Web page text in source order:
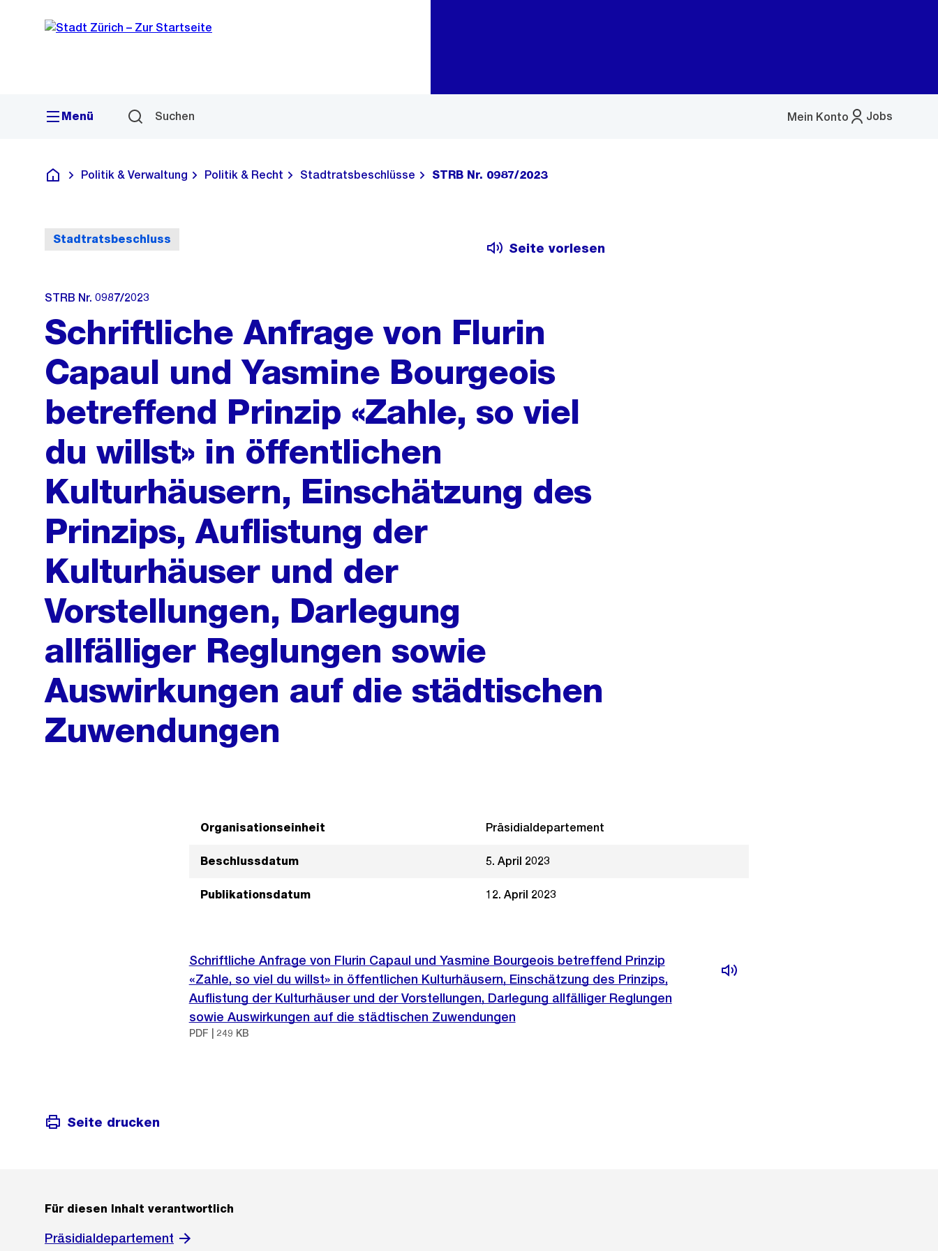
Navigation
Sprunglink
Menü Suchen Jobs
Mein Konto
Menü
Deutsch
Politik & Verwaltung Politik & Recht Stadtratsbeschlüsse STRB Nr. 0987/2023
Stadtratsbeschluss
Seite vorlesen
STRB Nr. 0987/2023
Schriftliche Anfrage von Flurin
Capaul und Yasmine Bourgeois
betreffend Prinzip «Zahle, so viel
du willst» in öffentlichen
Kulturhäusern, Einschätzung des
Prinzips, Auflistung der
Kulturhäuser und der
Vorstellungen, Darlegung
allfälliger Reglungen sowie
Auswirkungen auf die städtischen
Zuwendungen
Organisationseinheit Präsidialdepartement
Beschlussdatum 5. April 2023
Publikationsdatum 12. April 2023
Schriftliche Anfrage von Flurin Capaul und Yasmine Bourgeois betreffend Prinzip
«Zahle, so viel du willst» in öffentlichen Kulturhäusern, Einschätzung des Prinzips,
Auflistung der Kulturhäuser und der Vorstellungen, Darlegung allfälliger Reglungen
sowie Auswirkungen auf die städtischen Zuwendungen
PDF | 249 KB
Seite drucken
Für diesen Inhalt verantwortlich
Präsidialdepartement